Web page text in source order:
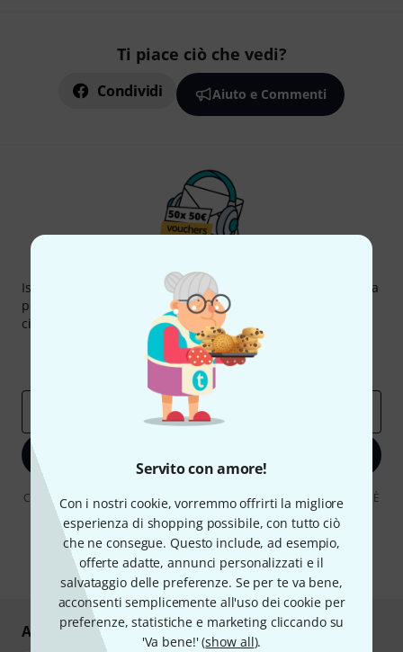
Servito con amore!
Con i nostri cookie, vorremmo offrirti la migliore
esperienza di shopping possibile, con tutto ciò
che ne consegue. Questo include, ad esempio,
offerte adatte, annunci personalizzati e il
salvataggio delle preferenze. Se per te va bene,
acconsenti semplicemente all'uso dei cookie per
preferenze, statistiche e marketing cliccando su
'Va bene!' (show all).
Ti piace ciò che vedi?
Condividi Aiuto e Commenti
Thomann Newsletter
Iscriviti alla newsletter di Thomann, e con un po' di fortuna
potrai vincere uno dei 50 buoni del valore di 50 euro
ciascuno!
Contributi d'ispirazione
Approfondimenti Thomann
Cliccando su "Iscriviti ora", lei accetta di ricevere pubblicità via e-mail. È
possibile annullare l'iscrizione in qualsiasi momento. Può trovare
ulteriori informazioni sulla newsletter nelle nostre linee guida per la
protezione dei datidata protection guideline.
* Richiesto
Acquisti e pagamenti sicuri